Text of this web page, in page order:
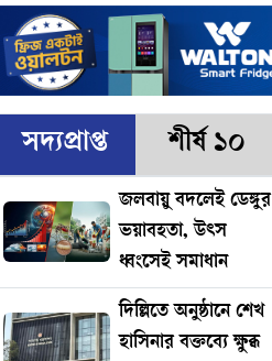
সদ্যপ্রাপ্ত শীর্ষ ১০
জলবায়ু বদলেই ডেঙ্গুর
ভয়াবহতা, উৎস
ধ্বংসেই সমাধান
দিল্লিতে অনুষ্ঠানে শেখ
হাসিনার বক্তব্যে ক্ষুব্ধ